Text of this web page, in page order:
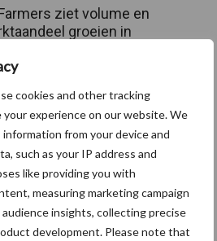
cookies and other tracking
experience on our website. We
from your device and
such as your IP address and
like providing you with
measuring marketing campaign
insights, collecting precise
development. Please note that
ziet volume en
groeien in
Bemesting Fokkerij